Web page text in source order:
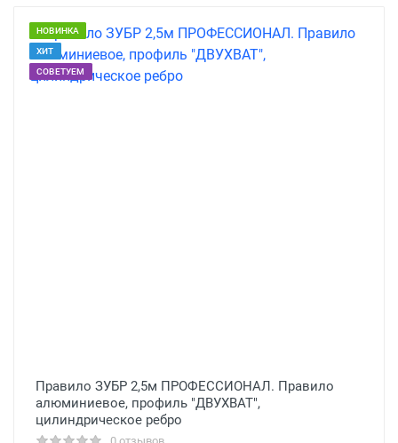
НОВИНКА
ХИТ
СОВЕТУЕМ
Правило ЗУБР 2,5м ПРОФЕССИОНАЛ. Правило
алюминиевое, профиль ″ДВУХВАТ″,
цилиндрическое ребро